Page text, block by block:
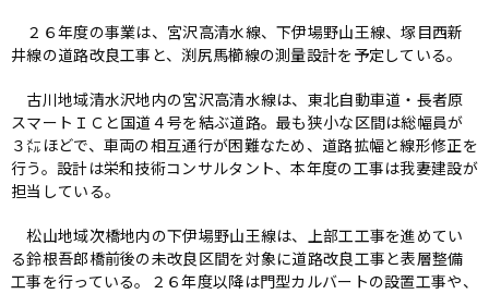
２６年度の事業は、宮沢高清水線、下伊場野山王線、塚目西新
井線の道路改良工事と、渕尻馬櫛線の測量設計を予定している。
古川地域清水沢地内の宮沢高清水線は、東北自動車道・長者原
スマートＩＣと国道４号を結ぶ道路。最も狭小な区間は総幅員が
３㍍ほどで、車両の相互通行が困難なため、道路拡幅と線形修正を
行う。設計は栄和技術コンサルタント、本年度の工事は我妻建設が
担当している。
松山地域次橋地内の下伊場野山王線は、上部工工事を進めてい
る鈴根吾郎橋前後の未改良区間を対象に道路改良工事と表層整備
工事を行っている。２６年度以降は門型カルバートの設置工事や、